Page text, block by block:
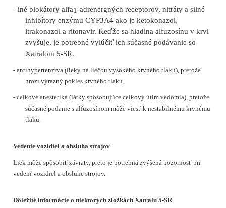
- iné blokátory alfa1-adrenergných receptorov, nitráty a silné
inhibítory enzýmu CYP3A4 ako je ketokonazol,
itrakonazol a ritonavir. Keďže sa hladina alfuzosínu v krvi
zvyšuje, je potrebné vylúčiť ich súčasné podávanie so
Xatralom 5-SR.
- antihypertenzíva (lieky na liečbu vysokého krvného tlaku), pretože
hrozí výrazný pokles krvného tlaku.
- celkové anestetiká (látky spôsobujúce celkový útlm vedomia), pretože
súčasné podanie s alfuzosínom môže viesť k nestabilnému krvnému
tlaku.
Vedenie vozidiel a obsluha strojov
Liek môže spôsobiť závraty, preto je potrebná zvýšená pozornosť pri
vedení vozidiel a obsluhe strojov.
Dôležité informácie o niektorých zložkách Xatralu 5-SR